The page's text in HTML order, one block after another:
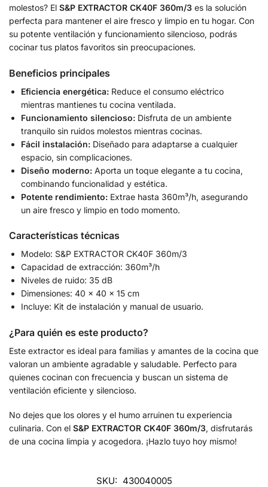
molestos? El S&P EXTRACTOR CK40F 360m/3 es la solución
perfecta para mantener el aire fresco y limpio en tu hogar. Con
su potente ventilación y funcionamiento silencioso, podrás
cocinar tus platos favoritos sin preocupaciones.
Beneficios principales
Eficiencia energética: Reduce el consumo eléctrico
mientras mantienes tu cocina ventilada.
Funcionamiento silencioso: Disfruta de un ambiente
tranquilo sin ruidos molestos mientras cocinas.
Fácil instalación: Diseñado para adaptarse a cualquier
espacio, sin complicaciones.
Diseño moderno: Aporta un toque elegante a tu cocina,
combinando funcionalidad y estética.
Potente rendimiento: Extrae hasta 360m³/h, asegurando
un aire fresco y limpio en todo momento.
Características técnicas
Modelo: S&P EXTRACTOR CK40F 360m/3
Capacidad de extracción: 360m³/h
Niveles de ruido: 35 dB
Dimensiones: 40 x 40 x 15 cm
Incluye: Kit de instalación y manual de usuario.
¿Para quién es este producto?
Este extractor es ideal para familias y amantes de la cocina que
valoran un ambiente agradable y saludable. Perfecto para
quienes cocinan con frecuencia y buscan un sistema de
ventilación eficiente y silencioso.
No dejes que los olores y el humo arruinen tu experiencia
culinaria. Con el S&P EXTRACTOR CK40F 360m/3, disfrutarás
de una cocina limpia y acogedora. ¡Hazlo tuyo hoy mismo!
SKU: 430040005